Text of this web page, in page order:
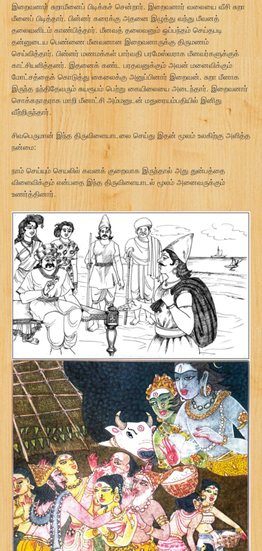
இறைவனார் சுறாமீனைப் பிடிக்கச் சென்றார். இறைவனார் வலையை வீசி சுறா
மீனைப் பிடித்தார். பின்னர் கரைக்கு அதனை இழுத்து வந்து மீவனத்
தலைவனிடம் காண்பித்தார். மீனவத் தலைவனும் ஒப்பந்தம் செய்தபடி
தன்னுடைய பெண்ணை மீனவனான இறைவனாருக்கு திருமணம்
செய்வித்தார். பின்னர் மணமக்கள் பார்வதி பரமேஸ்வராக மீனவர்களுக்குக்
காட்சியளித்தனர். இதனைக் கண்ட பரதவனுக்கும் அவன் மனைவிக்கும்
மோட்சத்தைக் கொடுத்து கைலைக்கு அனுப்பினார் இறைவன். சுறா மீனாக
இருந்த நந்திதேவரும் சுயரூபம் பெற்று கையிலையை அடைந்தார். இறைவனார்
சொக்கநாதராக மாறி மீனாட்சி அம்மனுடன் மதுரையம்பதியில் இனிது
வீற்றிருந்தார்.
சிவபெருமான் இந்த திருவிளையாடலை செய்து இதன் மூலம் உலகிற்கு அளித்த
நன்மை:
நாம் செய்யும் செயலில் கவனக் குறைவாக இருந்தால் அது துன்பத்தை
விளைவிக்கும் என்பதை இந்த திருவிளையாடல் மூலம் அனைவருக்கும்
உணர்த்தினார்.